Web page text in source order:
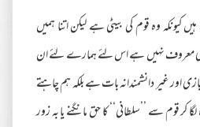
وہ قوم کی بیٹی ہے لیکن اتنا ہمیں
معروف نہیں ہے اس لئے ہمارے لئے ان
اور غیر دانشمندانہ بات ہے بلکہ ہم چاہتے
کر قوم سے ’’سلطانی‘‘ کا حق مانگنے یا بہ زور